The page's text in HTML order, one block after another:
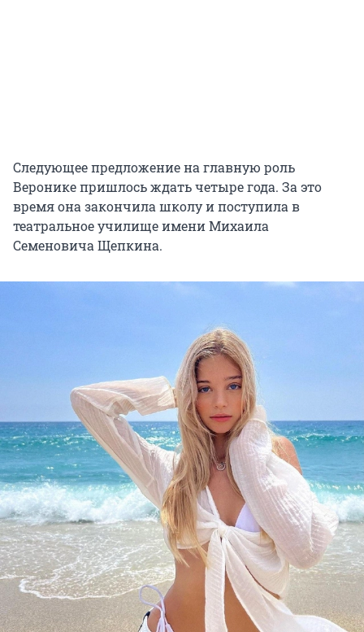
Следующее предложение на главную роль
Веронике пришлось ждать четыре года. За это
время она закончила школу и поступила в
театральное училище имени Михаила
Семеновича Щепкина.